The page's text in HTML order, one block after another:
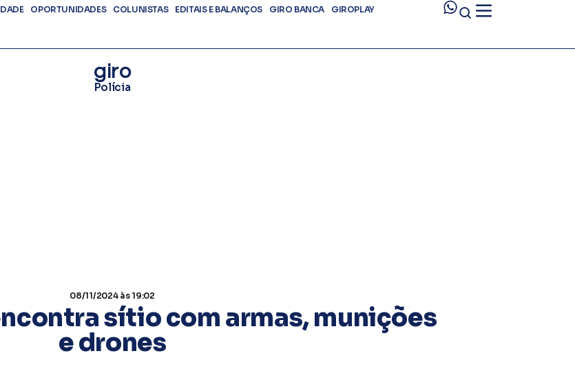
OPORTUNIDADES COLUNISTAS EDITAIS E BALANÇOS GIRO BANCA GIROPLAY
giro
Polícia
08/11/2024às 19:02
sítio com armas, munições
e drones